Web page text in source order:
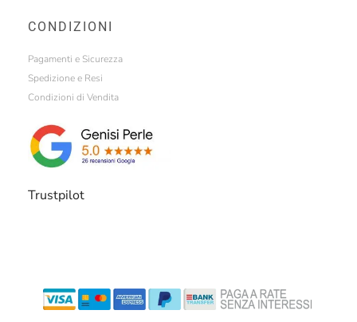
CONDIZIONI
Pagamenti e Sicurezza
Spedizione e Resi
Condizioni di Vendita
Trustpilot